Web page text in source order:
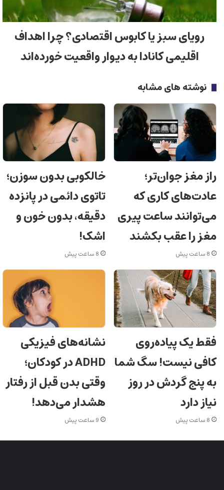
رویای سبز یا کابوس اقتصادی؟ چرا اهداف
اقلیمی کانادا به دیوار واقعیت خورده‌اند
نوشته های مشابه
راز مغز جوان‌تر؛
عادت‌های کاری که
می‌توانند ساعت پیری
مغز را عقب بکشند
8 ساعت پیش
خالکوبی بدون سوزن؛
تاتوی دائمی در پانزده
دقیقه، بدون خون و
اشک!
8 ساعت پیش
فقط یک پیاده‌روی
کافی نیست! سگ شما
به پنج گردش در روز
نیاز دارد
8 ساعت پیش
نشانه‌های فیزیکی
ADHD در کودکان؛
وقتی بدن قبل از رفتار
هشدار می‌دهد!
9 ساعت پیش